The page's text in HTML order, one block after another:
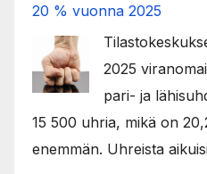
20 % vuonna 2025
2025
pari- ja
15 500 uhria, mikä on
enemmän. Uhreista